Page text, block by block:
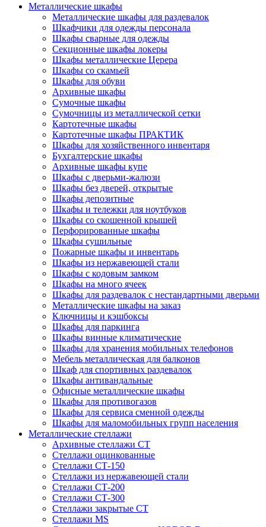
Металлические шкафы
Металлические шкафы для раздевалок
Шкафчики для одежды персонала
Шкафы сварные для одежды
Секционные шкафы локеры
Шкафы металлические Церера
Шкафы со скамьей
Шкафы для обуви
Архивные шкафы
Сумочные шкафы
Сумочницы из металлической сетки
Картотечные шкафы
Картотечные шкафы ПРАКТИК
Шкафы для хозяйственного инвентаря
Бухгалтерские шкафы
Архивные шкафы купе
Шкафы с дверьми-жалюзи
Шкафы без дверей, открытые
Шкафы депозитные
Шкафы и тележки для ноутбуков
Шкафы со скошенной крышей
Перфорированные шкафы
Шкафы сушильные
Пожарные шкафы и инвентарь
Шкафы из нержавеющей стали
Шкафы с кодовым замком
Шкафы на много ячеек
Шкафы для раздевалок с нестандартными дверьми
Металлические шкафы на заказ
Ключницы и кэшбоксы
Шкафы для паркинга
Шкафы винные климатические
Шкафы для хранения мобильных телефонов
Мебель металлическая для балконов
Шкаф для спортивных раздевалок
Шкафы антивандальные
Офисные металлические шкафы
Шкафы для противогазов
Шкафы для сервиса сменной одежды
Шкафы для маломобильных групп населения
Металлические стеллажи
Архивные стеллажи СТ
Стеллажи оцинкованные
Стеллажи СТ-150
Стеллажи из нержавеющей стали
Стеллажи СТ-200
Стеллажи СТ-300
Стеллажи закрытые СТ
Стеллажи MS